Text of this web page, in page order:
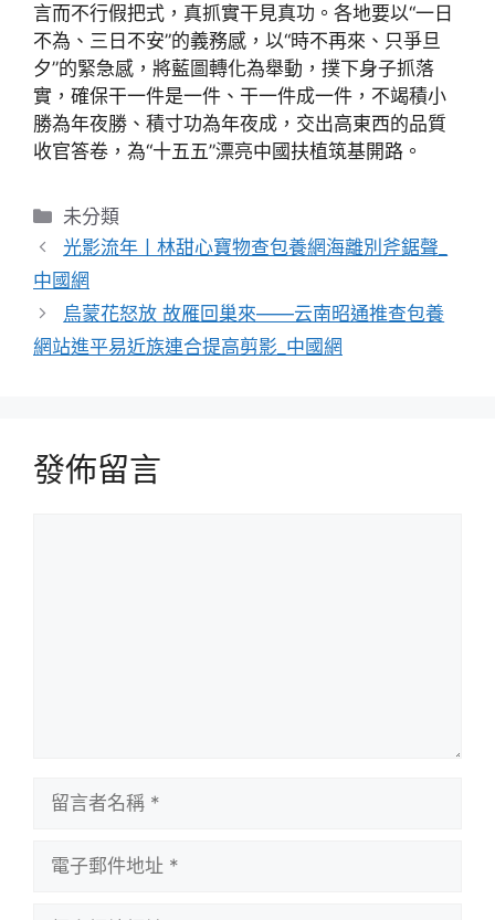
言而不行假把式，真抓實干見真功。各地要以“一日
不為、三日不安”的義務感，以“時不再來、只爭旦
夕”的緊急感，將藍圖轉化為舉動，撲下身子抓落
實，確保干一件是一件、干一件成一件，不竭積小
勝為年夜勝、積寸功為年夜成，交出高東西的品質
收官答卷，為“十五五”漂亮中國扶植筑基開路。
分
類
未分類
光影流年丨林甜心寶物查包養網海離別斧鋸聲_
中國網
烏蒙花怒放 故雁回巢來——云南昭通推查包養
網站進平易近族連合提高剪影_中國網
發佈留言